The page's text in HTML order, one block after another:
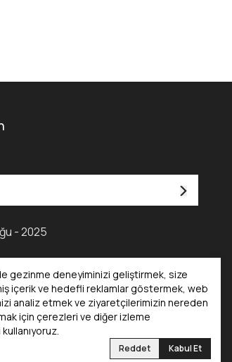
gezinme deneyiminizi geliştirmek, size
içerik ve hedefli reklamlar göstermek, web
analiz etmek ve ziyaretçilerimizin nereden
için çerezleri ve diğer izleme
Reddet Kabul Et
- 2025